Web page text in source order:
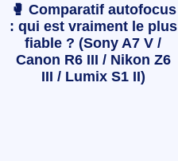
🥊 Comparatif autofocus
: qui est vraiment le plus
fiable ? (Sony A7 V /
Canon R6 III / Nikon Z6
III / Lumix S1 II)